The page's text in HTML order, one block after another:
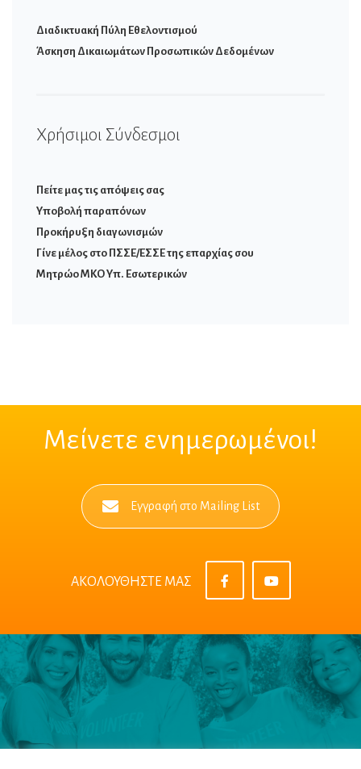
Διαδικτυακή Πύλη Εθελοντισμού
Άσκηση Δικαιωμάτων Προσωπικών Δεδομένων
Χρήσιμοι Σύνδεσμοι
Πείτε μας τις απόψεις σας
Υποβολή παραπόνων
Προκήρυξη διαγωνισμών
Γίνε μέλος στο ΠΣΣΕ/ΕΣΣΕ της επαρχίας σου
Μητρώο ΜΚΟ Υπ. Εσωτερικών
Μείνετε ενημερωμένοι!
Εγγραφή στο Mailing List
ΑΚΟΛΟΥΘΗΣΤΕ ΜΑΣ